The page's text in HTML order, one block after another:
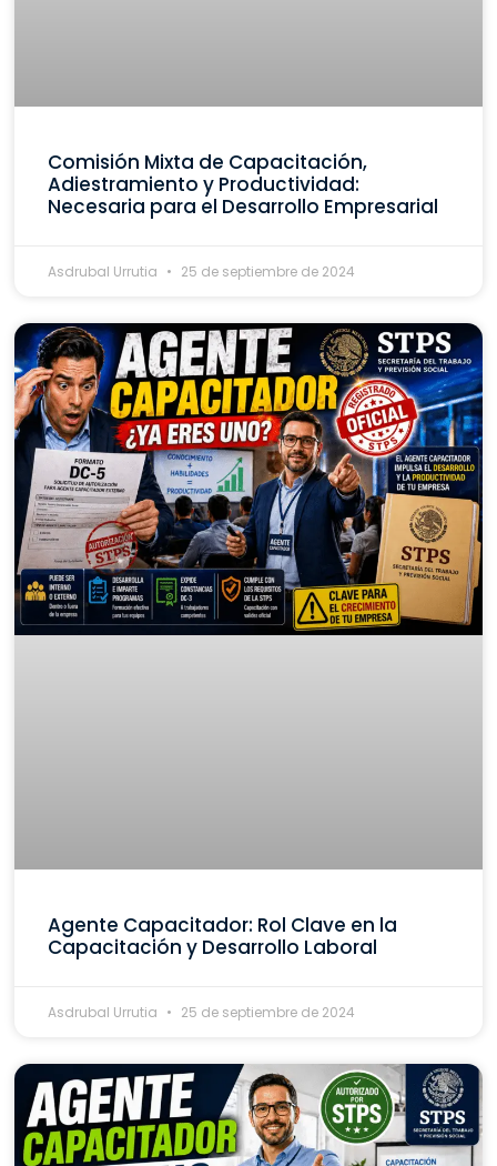
Comisión Mixta de Capacitación,
Adiestramiento y Productividad:
Necesaria para el Desarrollo Empresarial
Asdrubal Urrutia 25 de septiembre de 2024
Agente Capacitador: Rol Clave en la
Capacitación y Desarrollo Laboral
Asdrubal Urrutia 25 de septiembre de 2024